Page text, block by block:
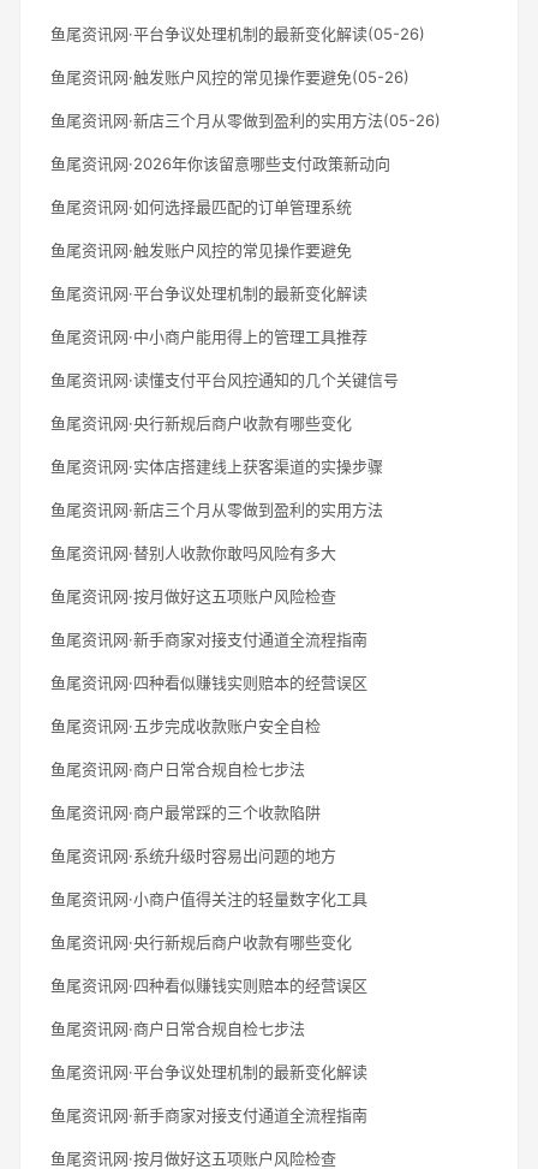
鱼尾资讯网·平台争议处理机制的最新变化解读(05-26)
鱼尾资讯网·触发账户风控的常见操作要避免(05-26)
鱼尾资讯网·新店三个月从零做到盈利的实用方法(05-26)
鱼尾资讯网·2026年你该留意哪些支付政策新动向
鱼尾资讯网·如何选择最匹配的订单管理系统
鱼尾资讯网·触发账户风控的常见操作要避免
鱼尾资讯网·平台争议处理机制的最新变化解读
鱼尾资讯网·中小商户能用得上的管理工具推荐
鱼尾资讯网·读懂支付平台风控通知的几个关键信号
鱼尾资讯网·央行新规后商户收款有哪些变化
鱼尾资讯网·实体店搭建线上获客渠道的实操步骤
鱼尾资讯网·新店三个月从零做到盈利的实用方法
鱼尾资讯网·替别人收款你敢吗风险有多大
鱼尾资讯网·按月做好这五项账户风险检查
鱼尾资讯网·新手商家对接支付通道全流程指南
鱼尾资讯网·四种看似赚钱实则赔本的经营误区
鱼尾资讯网·五步完成收款账户安全自检
鱼尾资讯网·商户日常合规自检七步法
鱼尾资讯网·商户最常踩的三个收款陷阱
鱼尾资讯网·系统升级时容易出问题的地方
鱼尾资讯网·小商户值得关注的轻量数字化工具
鱼尾资讯网·央行新规后商户收款有哪些变化
鱼尾资讯网·四种看似赚钱实则赔本的经营误区
鱼尾资讯网·商户日常合规自检七步法
鱼尾资讯网·平台争议处理机制的最新变化解读
鱼尾资讯网·新手商家对接支付通道全流程指南
鱼尾资讯网·按月做好这五项账户风险检查